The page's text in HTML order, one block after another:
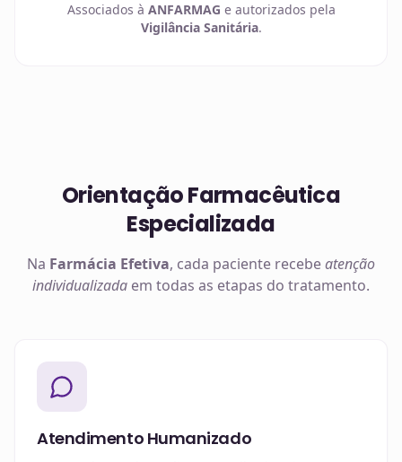
Associados à ANFARMAG e autorizados pela
Vigilância Sanitária.
Orientação Farmacêutica
Especializada
Na Farmácia Efetiva, cada paciente recebeatenção
individualizada em todas as etapas do tratamento.
Atendimento Humanizado